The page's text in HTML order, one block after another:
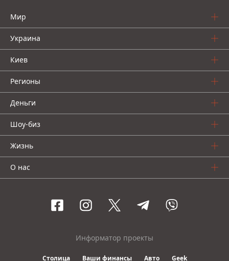
Мир
Украина
Киев
Регионы
Деньги
Шоу-биз
Жизнь
О нас
Информатор проекты
Столица Ваши финансы Авто Geek